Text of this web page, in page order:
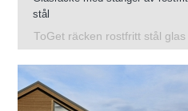
stål
ToGet räcken rostfritt stål glas